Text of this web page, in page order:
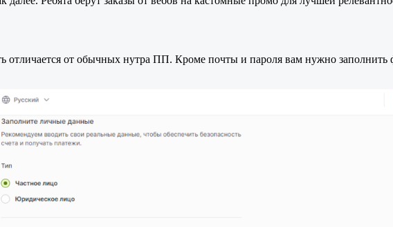
отличается от обычных нутра ПП. Кроме почты и пароля вам нужно